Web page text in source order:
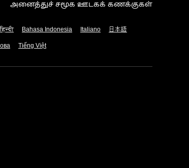
அனைத்துச் சமூக ஊடகக் கணக்குகள்
हिन्दी Bahasa Indonesia Italiano 日本語
Tiếng Việt